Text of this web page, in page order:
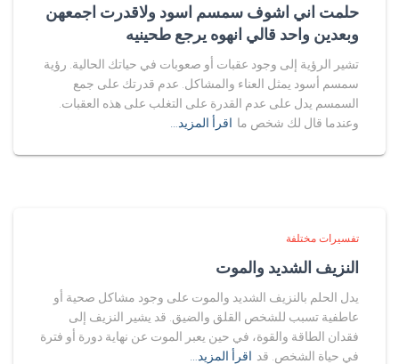
حلمت اني اشوف سمسم اسود ولاقدرت اجمعهن
وبعدين واحد قالي انهوه يرجع طحينيه
تشير الرؤية إلى وجود عقبات أو صعوبات في حياتك الحالية. رؤية
سمسم أسود يمثل العناء والمشاكل. عدم قدرتك على جمع
السمسم يدل على عدم القدرة على التغلب على هذه العقبات.
وعندما قال لك شخص ما اقرأ المزيد…
تفسيرات مختلفة
النزيف الشديد والموت
يدل الحلم بالنزيف الشديد والموت على وجود مشاكل صحية أو
عاطفية تسبب للشخص القلق والضيق. قد يشير النزيف إلى
فقدان الطاقة والقوة، في حين يعبر الموت عن نهاية دورة أو فترة
في حياة الشخص. قد اقرأ المزيد…